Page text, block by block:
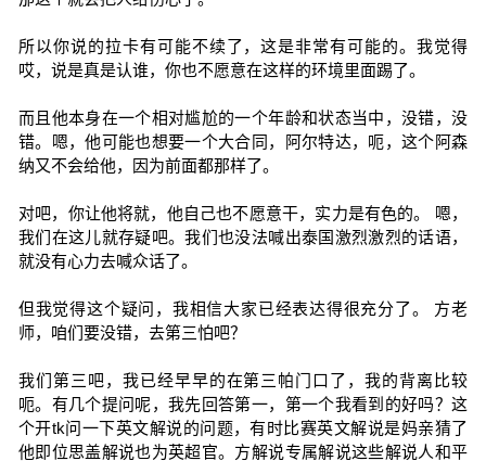
所以你说的拉卡有可能不续了，这是非常有可能的。我觉得
哎，说是真是认谁，你也不愿意在这样的环境里面踢了。
而且他本身在一个相对尴尬的一个年龄和状态当中，没错，没
错。嗯，他可能也想要一个大合同，阿尔特达，呃，这个阿森
纳又不会给他，因为前面都那样了。
对吧，你让他将就，他自己也不愿意干，实力是有色的。 嗯，
我们在这儿就存疑吧。我们也没法喊出泰国激烈激烈的话语，
就没有心力去喊众话了。
但我觉得这个疑问，我相信大家已经表达得很充分了。 方老
师，咱们要没错，去第三怕吧？
我们第三吧，我已经早早的在第三帕门口了，我的背离比较
呃。有几个提问呢，我先回答第一，第一个我看到的好吗？这
个开tk问一下英文解说的问题，有时比赛英文解说是妈亲猜了
他即位思盖解说也为英超官。方解说专属解说这些解说人和平